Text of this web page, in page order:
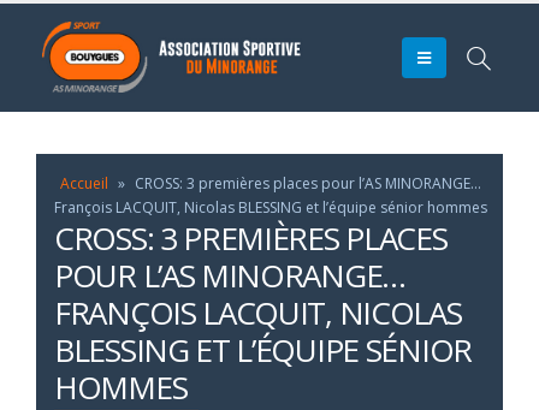
Accueil » CROSS: 3 premières places pour l’AS MINORANGE…
François LACQUIT, Nicolas BLESSING et l’équipe sénior hommes
CROSS: 3 PREMIÈRES PLACES
POUR L’AS MINORANGE…
FRANÇOIS LACQUIT, NICOLAS
BLESSING ET L’ÉQUIPE SÉNIOR
HOMMES